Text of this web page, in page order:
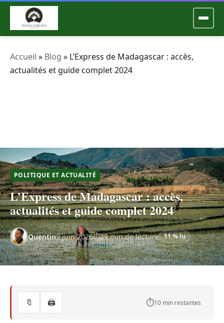
Accueil » Blog » L’Express de Madagascar : accès,
actualités et guide complet 2024
POLITIQUE ET ACTUALITÉ
L’Express de Madagascar : accès,
actualités et guide complet 2024
Quentin9 juin 2026 29 min de lecture 11 % lu
🔖 🖨️ ⏱️10 min restantes